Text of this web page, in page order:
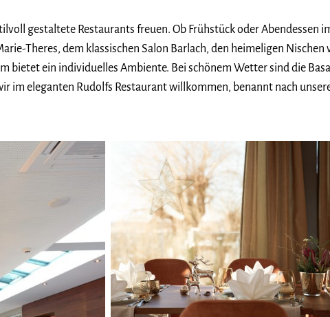
gestaltete Restaurants freuen. Ob Frühstück oder Abendessen
Theres, dem klassischen Salon Barlach, den heimeligen Nischen
ein individuelles Ambiente. Bei schönem Wetter sind die
im eleganten Rudolfs Restaurant willkommen, benannt nach